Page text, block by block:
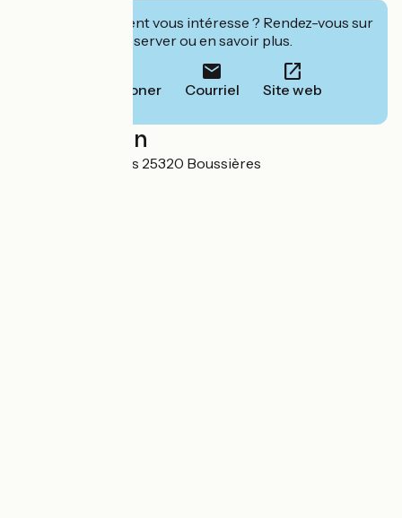
Cet établissement vous intéresse ? Rendez-vous sur
leur site pour réserver ou en savoir plus.
Téléphoner Courriel Site web
Localisation
3 rue des Merisiers 25320 Boussières